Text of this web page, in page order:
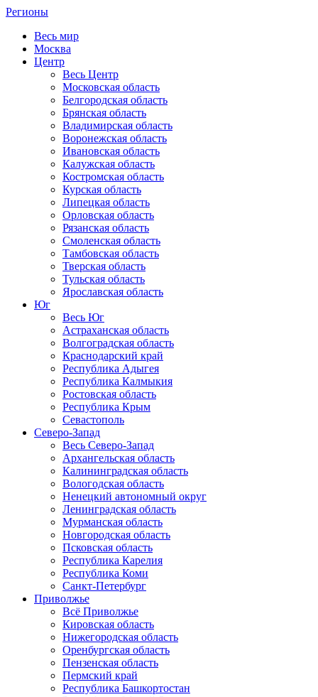
Регионы
Весь мир
Москва
Центр
Весь Центр
Московская область
Белгородская область
Брянская область
Владимирская область
Воронежская область
Ивановская область
Калужская область
Костромская область
Курская область
Липецкая область
Орловская область
Рязанская область
Смоленская область
Тамбовская область
Тверская область
Тульская область
Ярославская область
Юг
Весь Юг
Астраханская область
Волгоградская область
Краснодарский край
Республика Адыгея
Республика Калмыкия
Ростовская область
Республика Крым
Севастополь
Северо-Запад
Весь Северо-Запад
Архангельская область
Калининградская область
Вологодская область
Ненецкий автономный округ
Ленинградская область
Мурманская область
Новгородская область
Псковская область
Республика Карелия
Республика Коми
Санкт-Петербург
Приволжье
Всё Приволжье
Кировская область
Нижегородская область
Оренбургская область
Пензенская область
Пермский край
Республика Башкортостан